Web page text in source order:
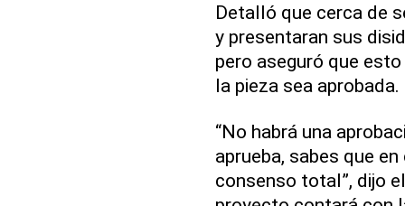
Detalló que cerca de
y presentaran sus
pero aseguró que
la pieza sea aprobada.
“No habrá una
aprueba, sabes que
consenso total”, dijo